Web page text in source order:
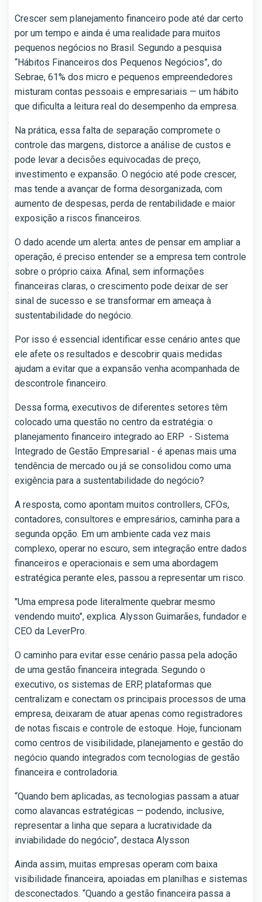
Crescer sem planejamento financeiro pode até dar certo
por um tempo e ainda é uma realidade para muitos
pequenos negócios no Brasil. Segundo a pesquisa
“Hábitos Financeiros dos Pequenos Negócios”, do
Sebrae, 61% dos micro e pequenos empreendedores
misturam contas pessoais e empresariais — um hábito
que dificulta a leitura real do desempenho da empresa.
Na prática, essa falta de separação compromete o
controle das margens, distorce a análise de custos e
pode levar a decisões equivocadas de preço,
investimento e expansão. O negócio até pode crescer,
mas tende a avançar de forma desorganizada, com
aumento de despesas, perda de rentabilidade e maior
exposição a riscos financeiros.
O dado acende um alerta: antes de pensar em ampliar a
operação, é preciso entender se a empresa tem controle
sobre o próprio caixa. Afinal, sem informações
financeiras claras, o crescimento pode deixar de ser
sinal de sucesso e se transformar em ameaça à
sustentabilidade do negócio.
Por isso é essencial identificar esse cenário antes que
ele afete os resultados e descobrir quais medidas
ajudam a evitar que a expansão venha acompanhada de
descontrole financeiro.
Dessa forma, executivos de diferentes setores têm
colocado uma questão no centro da estratégia: o
planejamento financeiro integrado ao ERP - Sistema
Integrado de Gestão Empresarial - é apenas mais uma
tendência de mercado ou já se consolidou como uma
exigência para a sustentabilidade do negócio?
A resposta, como apontam muitos controllers, CFOs,
contadores, consultores e empresários, caminha para a
segunda opção. Em um ambiente cada vez mais
complexo, operar no escuro, sem integração entre dados
financeiros e operacionais e sem uma abordagem
estratégica perante eles, passou a representar um risco.
"Uma empresa pode literalmente quebrar mesmo
vendendo muito", explica. Alysson Guimarães, fundador e
CEO da LeverPro.
O caminho para evitar esse cenário passa pela adoção
de uma gestão financeira integrada. Segundo o
executivo, os sistemas de ERP, plataformas que
centralizam e conectam os principais processos de uma
empresa, deixaram de atuar apenas como registradores
de notas fiscais e controle de estoque. Hoje, funcionam
como centros de visibilidade, planejamento e gestão do
negócio quando integrados com tecnologias de gestão
financeira e controladoria.
“Quando bem aplicadas, as tecnologias passam a atuar
como alavancas estratégicas — podendo, inclusive,
representar a linha que separa a lucratividade da
inviabilidade do negócio”, destaca Alysson
Ainda assim, muitas empresas operam com baixa
visibilidade financeira, apoiadas em planilhas e sistemas
desconectados. “Quando a gestão financeira passa a